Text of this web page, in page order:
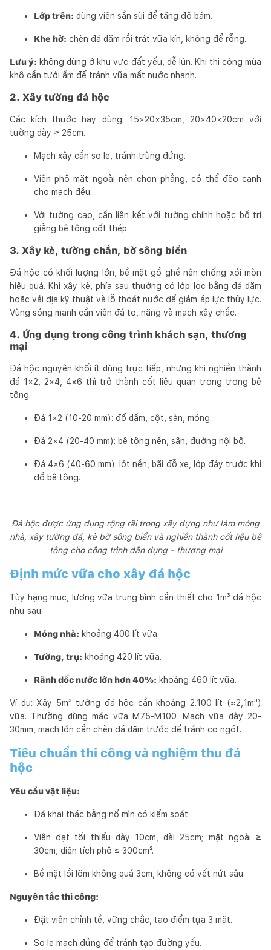
Lớp trên: dùng viên sần sùi để tăng độ bám.
Khe hở: chèn đá dăm rồi trát vữa kín, không để rỗng.
Lưu ý: không dùng ở khu vực đất yếu, dễ lún. Khi thi công mùa
khô cần tưới ẩm để tránh vữa mất nước nhanh.
2. Xây tường đá hộc
Các kích thước hay dùng: 15×20×35cm, 20×40×20cm với
tường dày ≥ 25cm.
Mạch xây cần so le, tránh trùng đứng.
Viên phô mặt ngoài nên chọn phẳng, có thể đẽo cạnh
cho mạch đều.
Với tường cao, cần liên kết với tường chính hoặc bố trí
giằng bê tông cốt thép.
3. Xây kè, tường chắn, bờ sông biển
Đá hộc có khối lượng lớn, bề mặt gồ ghề nên chống xói mòn
hiệu quả. Khi xây kè, phía sau thường có lớp lọc bằng đá dăm
hoặc vải địa kỹ thuật và lỗ thoát nước để giảm áp lực thủy lực.
Vùng sóng mạnh cần viên đá to, nặng và mạch xây chắc.
4. Ứng dụng trong công trình khách sạn, thương
mại
Đá hộc nguyên khối ít dùng trực tiếp, nhưng khi nghiền thành
đá 1×2, 2×4, 4×6 thì trở thành cốt liệu quan trọng trong bê
tông:
Đá 1×2 (10-20 mm): đổ dầm, cột, sàn, móng.
Đá 2×4 (20-40 mm): bê tông nền, sân, đường nội bộ.
Đá 4×6 (40-60 mm): lót nền, bãi đỗ xe, lớp đáy trước khi
đổ bê tông.
Đá hộc được ứng dụng rộng rãi trong xây dựng như làm móng
nhà, xây tường đá, kè bờ sông biển và nghiền thành cốt liệu bê
tông cho công trình dân dụng - thương mại
Định mức vữa cho xây đá hộc
Tùy hạng mục, lượng vữa trung bình cần thiết cho 1m³ đá hộc
như sau:
Móng nhà: khoảng 400 lít vữa.
Tường, trụ: khoảng 420 lít vữa.
Rãnh dốc nước lớn hơn 40%: khoảng 460 lít vữa.
Ví dụ: Xây 5m³ tường đá hộc cần khoảng 2.100 lít (≈2,1m³)
vữa. Thường dùng mác vữa M75-M100. Mạch vữa dày 20-
30mm, mạch lớn cần chèn đá dăm trước để tránh co ngót.
Tiêu chuẩn thi công và nghiệm thu đá
hộc
Yêu cầu vật liệu:
Đá khai thác bằng nổ mìn có kiểm soát.
Viên đạt tối thiểu dày 10cm, dài 25cm; mặt ngoài ≥
30cm, diện tích phô ≤ 300cm².
Bề mặt lồi lõm không quá 3cm, không có vết nứt sâu.
Nguyên tắc thi công:
Đặt viên chỉnh tề, vững chắc, tạo điểm tựa 3 mặt.
So le mạch đứng để tránh tạo đường yếu.